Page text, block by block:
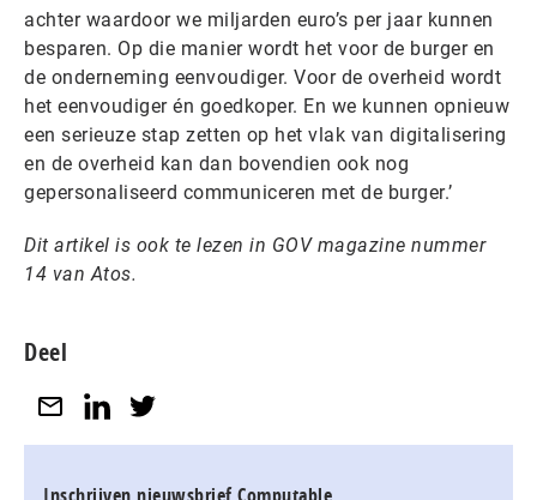
achter waardoor we miljarden euro’s per jaar kunnen
besparen. Op die manier wordt het voor de burger en
de onderneming eenvoudiger. Voor de overheid wordt
het eenvoudiger én goedkoper. En we kunnen opnieuw
een serieuze stap zetten op het vlak van digitalisering
en de overheid kan dan bovendien ook nog
gepersonaliseerd communiceren met de burger.’
Dit artikel is ook te lezen in GOV magazine nummer
14 van Atos.
Deel